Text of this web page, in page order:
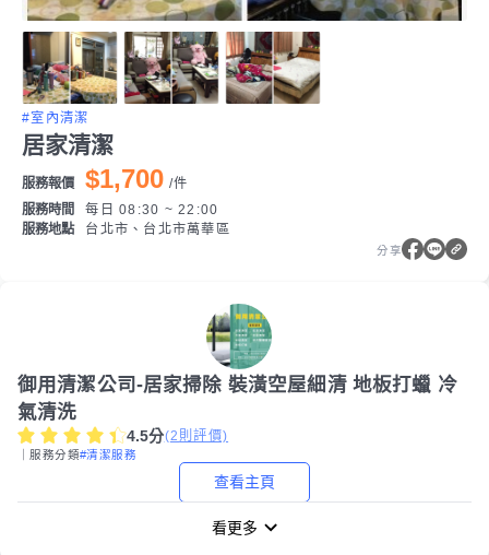
#室內清潔
居家清潔
服務報價 $1,700 /件
服務時間
每日 08:30 ~ 22:00
服務地點
台北市、台北市萬華區
分享
御用清潔公司-居家掃除 裝潢空屋細清 地板打蠟 冷
氣清洗
4.5分(2 則評價)
｜服務分類#清潔服務
查看主頁
看更多